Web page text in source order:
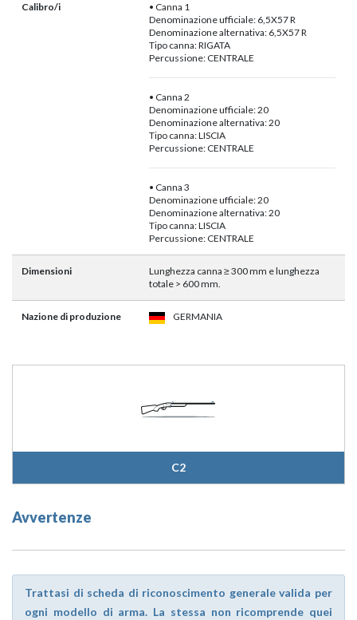
Calibro/i
• Canna 1
Denominazione ufficiale: 6,5X57 R
Denominazione alternativa: 6,5X57 R
Tipo canna: RIGATA
Percussione: CENTRALE
• Canna 2
Denominazione ufficiale: 20
Denominazione alternativa: 20
Tipo canna: LISCIA
Percussione: CENTRALE
• Canna 3
Denominazione ufficiale: 20
Denominazione alternativa: 20
Tipo canna: LISCIA
Percussione: CENTRALE
Dimensioni
Lunghezza canna ≥ 300 mm e lunghezza
totale > 600 mm.
Nazione di produzione GERMANIA
C2
Avvertenze
Trattasi di scheda di riconoscimento generale valida per
ogni modello di arma. La stessa non ricomprende quei